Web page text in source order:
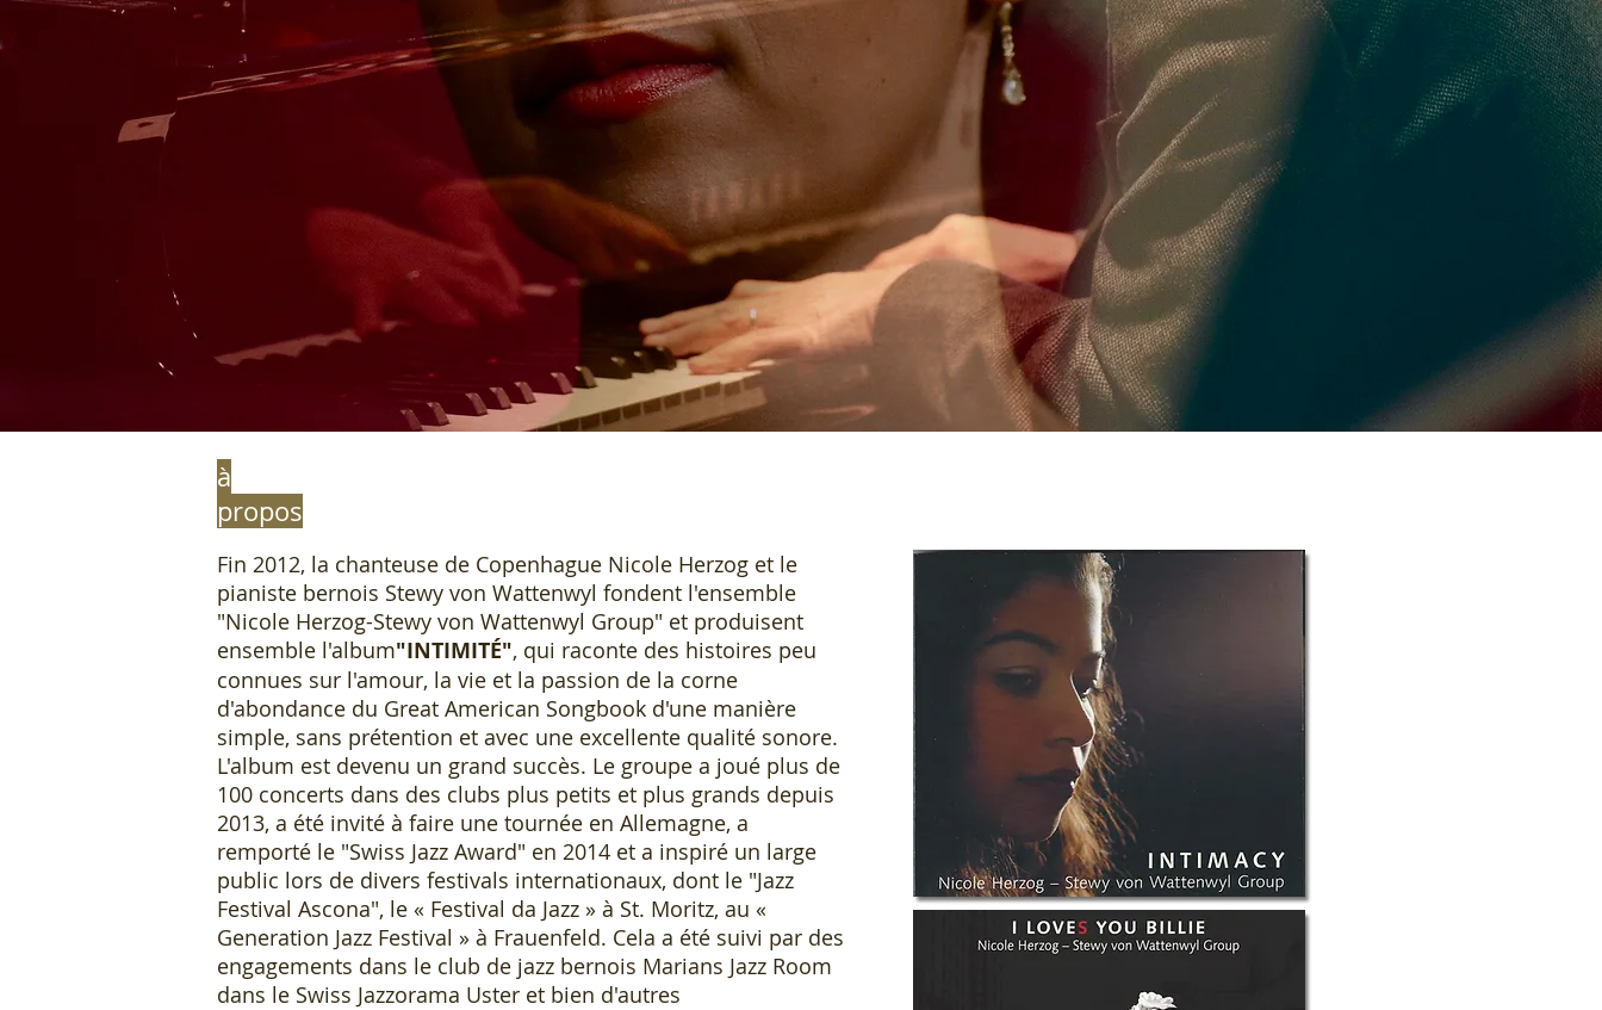
à
propos
Fin 2012, la chanteuse de Copenhague Nicole Herzog et le
pianiste bernois Stewy von Wattenwyl fondent l'ensemble
"Nicole Herzog-Stewy von Wattenwyl Group" et produisent
ensemble l'album"INTIMITÉ", qui raconte des histoires peu
connues sur l'amour, la vie et la passion de la corne
d'abondance du Great American Songbook d'une manière
simple, sans prétention et avec une excellente qualité sonore.
L'album est devenu un grand succès. Le groupe a joué plus de
100 concerts dans des clubs plus petits et plus grands depuis
2013, a été invité à faire une tournée en Allemagne, a
remporté le "Swiss Jazz Award" en 2014 et a inspiré un large
public lors de divers festivals internationaux, dont le "Jazz
Festival Ascona", le « Festival da Jazz » à St. Moritz, au «
Generation Jazz Festival » à Frauenfeld. Cela a été suivi par des
engagements dans le club de jazz bernois Marians Jazz Room
dans le Swiss Jazzorama Uster et bien d'autres